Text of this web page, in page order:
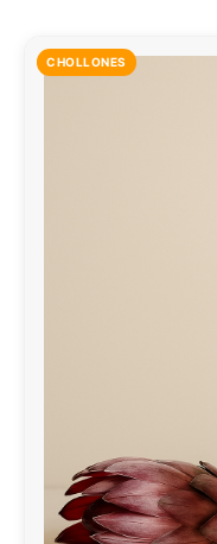
CHOLLONES